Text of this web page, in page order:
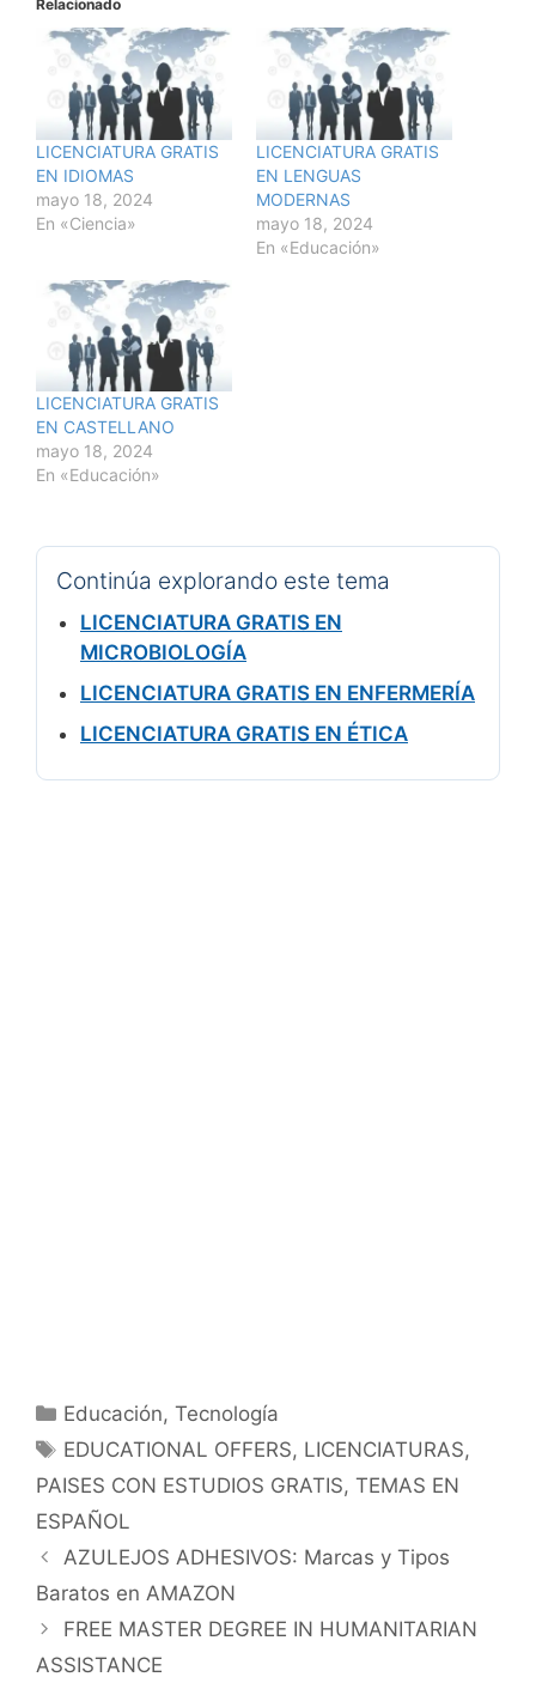
Relacionado
LICENCIATURA GRATIS
EN IDIOMAS
mayo 18, 2024
En «Ciencia»
LICENCIATURA GRATIS
EN LENGUAS
MODERNAS
mayo 18, 2024
En «Educación»
LICENCIATURA GRATIS
EN CASTELLANO
mayo 18, 2024
En «Educación»
Continúa explorando este tema
LICENCIATURA GRATIS EN
MICROBIOLOGÍA
LICENCIATURA GRATIS EN ENFERMERÍA
LICENCIATURA GRATIS EN ÉTICA
Categorías
Educación,Tecnología
Etiquetas
EDUCATIONAL OFFERS, LICENCIATURAS,
PAISES CON ESTUDIOS GRATIS, TEMAS EN
ESPAÑOL
AZULEJOS ADHESIVOS: Marcas y Tipos
Baratos en AMAZON
FREE MASTER DEGREE IN HUMANITARIAN
ASSISTANCE